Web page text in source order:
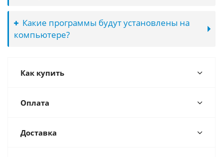
Какие программы будут установлены на
компьютере?
Как купить
Оплата
Доставка